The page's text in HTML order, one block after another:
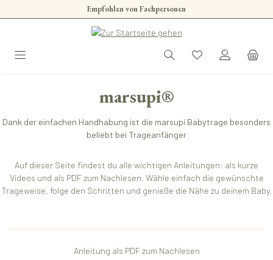
Zum Hauptinhalt springenEmpfohlen von Fachpersonen
marsupi®
Dank der einfachen Handhabung ist die marsupi Babytrage besonders
beliebt bei Trageanfänger
Auf dieser Seite findest du alle wichtigen Anleitungen: als kurze
Videos und als PDF zum Nachlesen. Wähle einfach die gewünschte
Trageweise, folge den Schritten und genieße die Nähe zu deinem Baby.
Anleitung als PDF zum Nachlesen